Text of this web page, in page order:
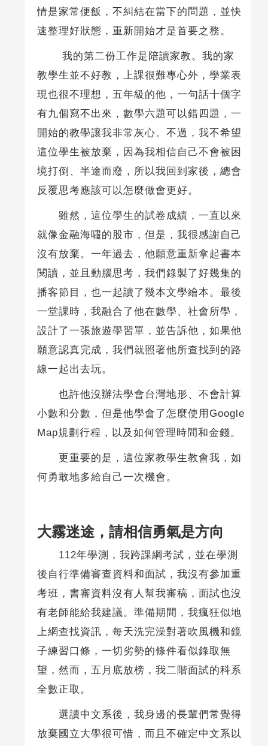
情是家常便飯，不糾結在當下的問題，並快
速整理好狀態，重新開始才是首要之務。
我的第二份工作是陪讀家教。我的家
教學生並不好教，上課很難專心外，學業表
現也很不理想，五年級的他，一句話十個字
有九個寫不出來，數學六題可以錯四題，一
開始的教學讓我非常灰心。不過，我不希望
這位學生被放棄，因為我相信自己不會被困
境打倒、半途而廢，所以我回到家後，總會
反覆思考應該可以怎麼做會更好。
雖然，這位學生的試卷成績，一直以來
就像金融海嘯的股市，但是，我很感謝自己
沒有放棄。一年過去，他願意重新拿起書本
閱讀，並且動腦思考，我們錄製了好幾集的
播客節目，也一起讀了幾本文學繪本。最後
一堂課時，我融合了他在數學、社會所學，
設計了一張旅遊學習單，並告訴他，如果他
願意認真完成，我們就照著他所查找到的路
線一起出去玩。
也許他沒辦法學會台灣地形、不會計算
小數和分數，但是他學會了怎麼使用Google
Map規劃行程，以及如何管理時間和金錢。
更重要的是，這位家教學生教會我，如
何勇敢地多給自己一次機會。
大霧迷途，請相信勇氣是方向
112年學測，我跨課綱考試，並在學測
後自行準備審查資料和面試，我沒有參加重
考班，書審資料沒有人幫我審稿，面試也沒
有老師能給我建議。準備期間，我瘋狂似地
上網查找資訊，每天洗完澡對著吹風機和鏡
子練習口條，一切劣勢的條件看似錄取無
望，然而，五月底放榜，我二階面試的科系
全數正取。
選讀中文系後，我身邊的長輩們常覺得
放棄國立大學很可惜，而且不確定中文系以